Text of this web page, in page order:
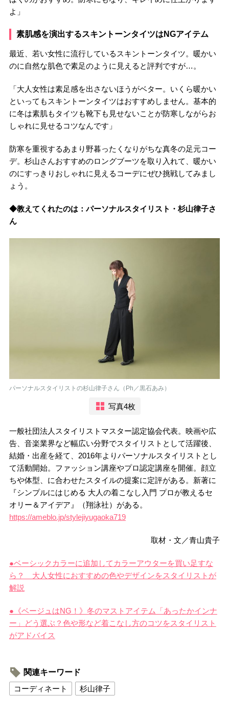
よ」
素肌感を演出するスキントーンタイツはNGアイテム
最近、若い女性に流行しているスキントーンタイツ。暖かい
のに自然な肌色で素足のように見えると評判ですが…。
「大人女性は素足感を出さないほうがベター。いくら暖かい
といってもスキントーンタイツはおすすめしません。基本的
に冬は素肌もタイツも靴下も見せないことが防寒しながらお
しゃれに見せるコツなんです」
防寒を重視するあまり野暮ったくなりがちな真冬の足元コー
デ。杉山さんおすすめのロングブーツを取り入れて、暖かい
のにすっきりおしゃれに見えるコーデにぜひ挑戦してみまし
ょう。
◆教えてくれたのは：パーソナルスタイリスト・杉山律子さ
ん
パーソナルスタイリストの杉山律子さん（Ph／黒石あみ）
写真4枚
一般社団法人スタイリストマスター認定協会代表。映画や広
告、音楽業界など幅広い分野でスタイリストとして活躍後、
結婚・出産を経て、2016年よりパーソナルスタイリストとし
て活動開始。ファッション講座やプロ認定講座を開催。顔立
ちや体型、に合わせたスタイルの提案に定評がある。新著に
『シンプルにはじめる 大人の着こなし入門 プロが教えるセ
オリー＆アイデア』（翔泳社）がある。
https://ameblo.jp/stylejiyugaoka719
取材・文／青山貴子
●ベーシックカラーに追加してカラーアウターを買い足すな
ら？ 大人女性におすすめの色やデザインをスタイリストが
解説
●《ベージュはNG！》冬のマストアイテム「あったかインナ
ー」どう選ぶ？色や形など着こなし方のコツをスタイリスト
がアドバイス
関連キーワード
コーディネート
杉山律子